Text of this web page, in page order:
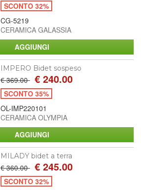
SCONTO 32%
CG-5219
CERAMICA GALASSIA
IMPERO Bidet sospeso
€ 369.00 € 240.00
SCONTO 35%
OL-IMP220101
CERAMICA OLYMPIA
MILADY bidet a terra
€ 360.00 € 245.00
SCONTO 32%